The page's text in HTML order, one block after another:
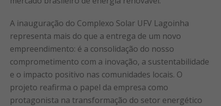
A inauguração do Complexo Solar UFV Lagoinha
representa mais do que a entrega de um novo
empreendimento: é a consolidação do nosso
comprometimento com a inovação, a sustentabilidade
e o impacto positivo nas comunidades locais. O
projeto reafirma o papel da empresa como
protagonista na transformação do setor energético